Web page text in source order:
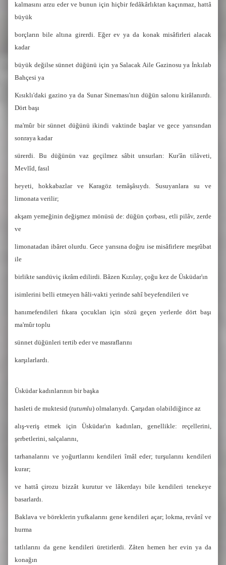
kalmasını arzu eder ve bunun için hiçbir fedâkârlıktan kaçınmaz, hattâ
büyük
borçların bile altına girerdi. Eğer ev ya da konak misâfirleri alacak
kadar
büyük değilse sünnet düğünü için ya Salacak Aile Gazinosu ya İnkılab
Bahçesi ya
Kısıklı'daki gazino ya da Sunar Sineması'nın düğün salonu kirâlanırdı.
Dört başı
ma'mûr bir sünnet düğünü ikindi vaktinde başlar ve gece yarısından
sonraya kadar
sürerdi. Bu düğünün vaz geçilmez sâbit unsurları: Kur'ân tilâveti,
Mevlîd, fasıl
heyeti, hokkabazlar ve Karagöz temâşâsıydı. Susuyanlara su ve
limonata verilir;
akşam yemeğinin değişmez mönüsü de: düğün çorbası, etli pilâv, zerde
ve
limonatadan ibâret olurdu. Gece yarısına doğru ise misâfirlere meşrûbat
ile
birlikte sandüviç ikrâm edilirdi. Bâzen Kızılay, çoğu kez de Üsküdar'ın
isimlerini belli etmeyen hâli-vakti yerinde sahî beyefendileri ve
hanımefendileri fıkara çocukları için sözü geçen yerlerde dört başı
ma'mûr toplu
sünnet düğünleri tertib eder ve masraflarını
karşılarlardı.
Üsküdar kadınlarının bir başka
hasleti de muktesid (tutumlu) olmalarıydı. Çarşıdan olabildiğince az
alış-veriş etmek için Üsküdar'ın kadınları, genellikle:
reçellerini,
şerbetlerini, salçalarını,
tarhanalarını ve yoğurtlarını kendileri îmâl eder; turşularını kendileri
kurar;
ve hattâ çirozu bizzât kurutur ve lâkerdayı bile kendileri tenekeye
basarlardı.
Baklava ve böreklerin yufkalarını gene kendileri açar; lokma, revânî ve
hurma
tatlılarını da gene kendileri üretirlerdi. Zâten hemen her evin ya da
konağın